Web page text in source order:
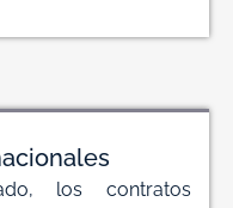
los contratos